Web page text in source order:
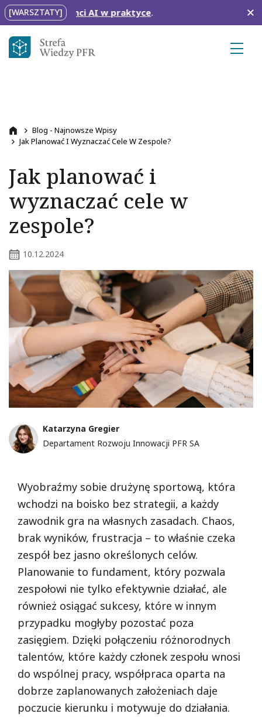
Przejdź do treści
[WARSZTATY]
Agenci AI w praktyce.
Ścieżka nawigacyjna
Przejdź na stronę główną
Blog - Najnowsze Wpisy
Jak Planować I Wyznaczać Cele W Zespole?
Jak planować i
wyznaczać cele w
zespole?
10.12.2024
Katarzyna Gregier
Departament Rozwoju Innowacji PFR SA
Formatted text
Wyobraźmy sobie drużynę sportową, która
wchodzi na boisko bez strategii, a każdy
zawodnik gra na własnych zasadach. Chaos,
brak wyników, frustracja – to właśnie czeka
zespół bez jasno określonych celów.
Planowanie to fundament, który pozwala
zespołowi nie tylko efektywnie działać, ale
również osiągać sukcesy, które w innym
przypadku mogłyby pozostać poza
zasięgiem. Dzięki połączeniu różnorodnych
talentów, które każdy członek zespołu wnosi
do wspólnej pracy, współpraca oparta na
dobrze zaplanowanych założeniach daje
poczucie kierunku i motywuje do działania.